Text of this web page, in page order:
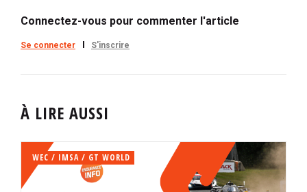
Connectez-vous pour commenter l'article
Se connecter S'inscrire
À LIRE AUSSI
WEC / IMSA / GT WORLD